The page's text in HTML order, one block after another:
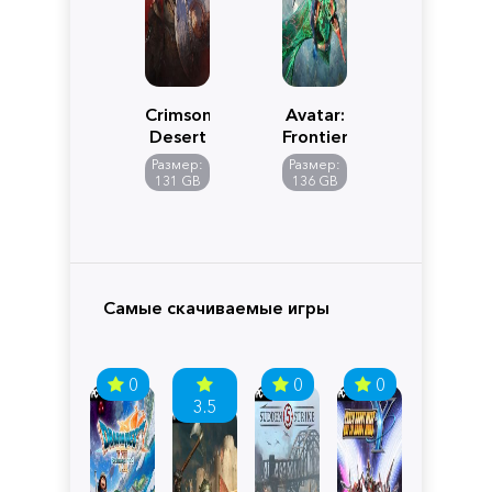
Crimson
Desert
Размер:
131 GB
Avatar:
Frontiers
of
Pandora
Размер:
136 GB
Самые скачиваемые игры
0
3.5
0 0